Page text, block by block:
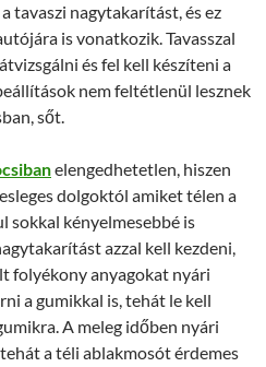
tavaszi nagytakarítást, és ez
is vonatkozik. Tavasszal
és fel kell készíteni a
nem feltétlenül lesznek
sőt.
elengedhetetlen, hiszen
dolgoktól amiket télen a
sokkal kényelmesebbé is
azzal kell kezdeni,
folyékony anyagokat nyári
a gumikkal is, tehát le kell
A meleg időben nyári
a téli ablakmosót érdemes